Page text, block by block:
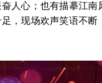
人心；也有描摹江
，现场欢声笑语不